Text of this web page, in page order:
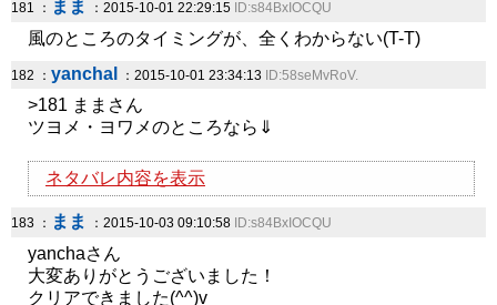
181 ： まま ：2015-10-01 22:29:15 ID:s84BxIOCQU
風のところのタイミングが、全くわからない(T-T)
182 ： yanchal ：2015-10-01 23:34:13 ID:58seMvRoV.
>181 ままさん
ツヨメ・ヨワメのところなら⇓
ネタバレ内容を表示
183 ： まま ：2015-10-03 09:10:58 ID:s84BxIOCQU
yanchaさん
大変ありがとうございました！
クリアできました(^^)v